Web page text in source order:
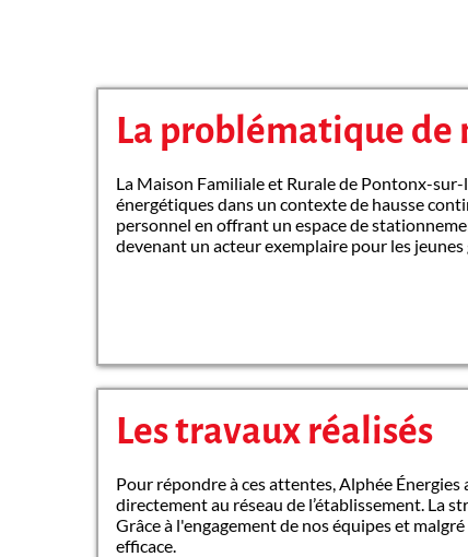
La problématique
La Maison Familiale et Rurale de Pontonx-
énergétiques dans un contexte de hausse
personnel en offrant un espace de
devenant un acteur exemplaire pour les jeunes
Les travaux réalisés
Pour répondre à ces attentes, Alphée
directement au réseau de l’établissement. La
Grâce à l'engagement de nos équipes et
efficace.